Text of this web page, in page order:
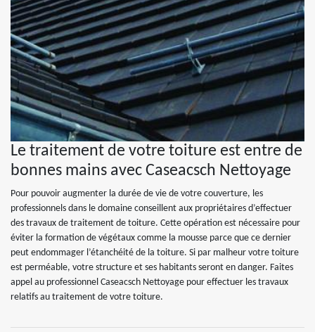
Le traitement de votre toiture est entre de
bonnes mains avec Caseacsch Nettoyage
Pour pouvoir augmenter la durée de vie de votre couverture, les
professionnels dans le domaine conseillent aux propriétaires d’effectuer
des travaux de traitement de toiture. Cette opération est nécessaire pour
éviter la formation de végétaux comme la mousse parce que ce dernier
peut endommager l’étanchéité de la toiture. Si par malheur votre toiture
est perméable, votre structure et ses habitants seront en danger. Faites
appel au professionnel Caseacsch Nettoyage pour effectuer les travaux
relatifs au traitement de votre toiture.